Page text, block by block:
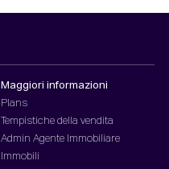
Maggiori informazioni
Plans
Tempistiche della vendita
Admin Agente Immobiliare
Immobili